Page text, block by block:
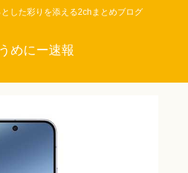
した彩りを添える2chまとめブログ
めにー速報